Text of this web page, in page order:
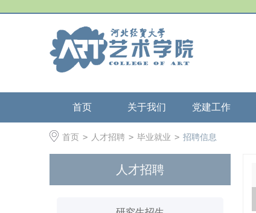
首页 关于我们 党建工作
首页 > 人才招聘 > 毕业就业 > 招聘信息
人才招聘